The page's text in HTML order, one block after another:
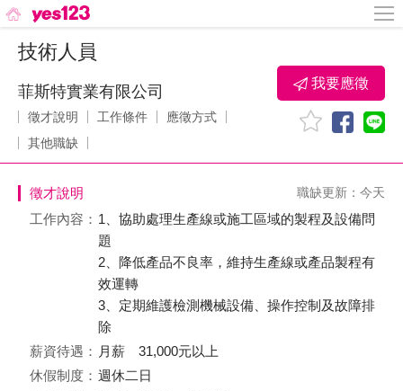
技術人員
菲斯特實業有限公司
徵才說明 工作條件
應徵方式
其他職缺
我要應徵
徵才說明 職缺更新：今天
工作內容： 1、協助處理生產線或施工區域的製程及設備問
題
2、降低產品不良率，維持生產線或產品製程有
效運轉
3、定期維護檢測機械設備、操作控制及故障排
除
薪資待遇： 月薪 31,000元以上
休假制度： 週休二日